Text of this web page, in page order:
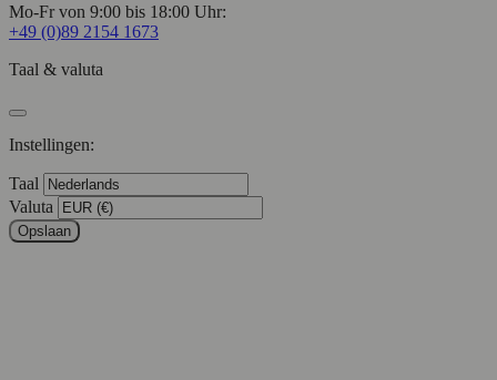
Mo-Fr von 9:00 bis 18:00 Uhr:
+49 (0)89 2154 1673
Taal & valuta
Instellingen:
Taal
Valuta
Opslaan